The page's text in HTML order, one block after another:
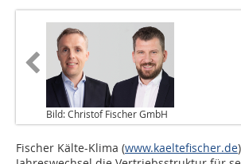
Bild: Christof Fischer GmbH
Fischer Kälte-Klima (www.kaeltefischer.de